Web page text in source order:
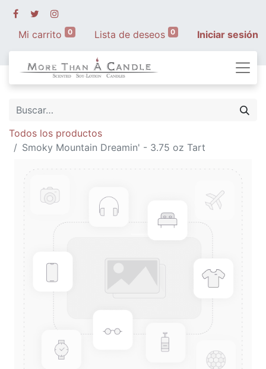
Mi carrito 0 Lista de deseos 0 Iniciar sesión
Todos los productos
Smoky Mountain Dreamin' - 3.75 oz Tart